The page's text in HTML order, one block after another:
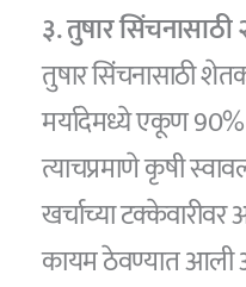
३. तुषार सिंचनासाठी
तुषार सिंचनासाठी
मर्यादेमध्ये एकूण
त्याचप्रमाणे कृषी
खर्चाच्या
कायम ठेवण्यात